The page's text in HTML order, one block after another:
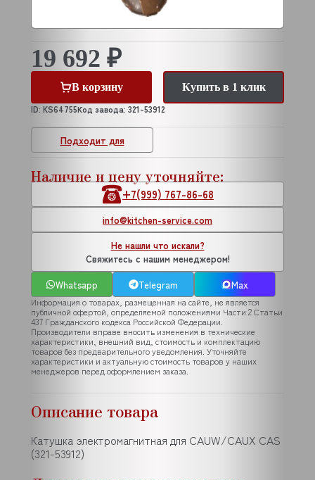
Подходит для
19 692 ₽
В корзину
Купить в 1 клик
ID: KS64755Код завода: 321-53912
Наличие и цену уточняйте:
+7(999) 767-86-68
info@kitchen-service.com
Не нашли что искали?
Свяжитесь с нашим менеджером!
Whatsapp
Telegram Max
Информация о товарах, размещенная на сайте, не является
публичной офертой, определяемой положениями Части 2 Статьи
437 Гражданского кодекса Российской Федерации.
Производители вправе вносить изменения в технические
характеристики, внешний вид, стоимость и комплектацию
товаров без предварительного уведомления. Уточняйте
характеристики и актуальную стоимость товаров у наших
менеджеров перед оформлением заказа.
Описание товара
Катушка электромагнитная для CAUW/CAUX CAS
(321-53912)